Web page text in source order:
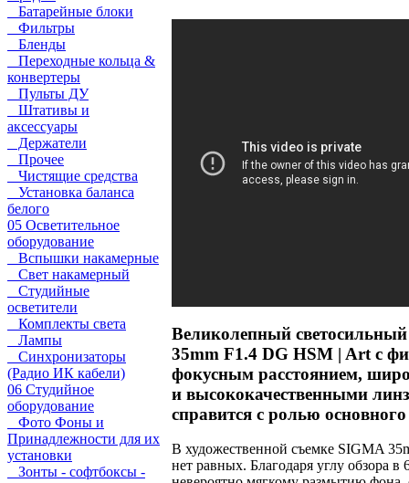
Батарейные блоки
Фильтры
Бленды
Переходные кольца &
конвертеры
Пульты ДУ
Штативы и
аксессуары
Держатели
Прочее
Чистящие средства
Установка баланса
белого
05 Осветительное
оборудование
Вспышки накамерные
Свет накамерный
Студийные
осветители
Комплекты света
Лампы
Синхронизаторы
(Радио ИК кабели)
06 Студийное
оборудование
Фото Фоны и
Принадлежности для их
установки
Зонты - софтбоксы -
Великолепный
35mm F1.4 DG HSM | Art c
фокусным расстоянием,
и высококачественными
справится с ролью
В художественной съемке SIGMA
нет равных. Благодаря углу обзора в